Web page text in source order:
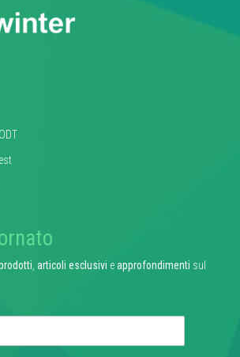
articoli esclusivi eapprofondimenti sul